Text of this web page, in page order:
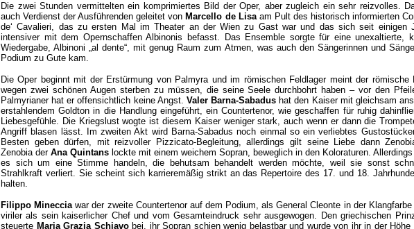
Die zwei Stunden vermittelten ein komprimiertes Bild der Oper, aber zugleich ein sehr reizvolles.
auch Verdienst der Ausführenden geleitet von Marcello de Lisaam Pult des historisch informierten
de‘ Cavalieri, das zu ersten Mal im Theater an der Wien zu Gast war und das sich seit einigen
intensiver mit dem Opernschaffen Albinonis befasst. Das Ensemble sorgte für eine unexaltierte,
Wiedergabe, Albinoni „al dente“, mit genug Raum zum Atmen, was auch den Sängerinnen und
Podium zu Gute kam.
Die Oper beginnt mit der Erstürmung von Palmyra und im römischen Feldlager meint der römische
wegen zwei schönen Augen sterben zu müssen, die seine Seele durchbohrt haben – vor den
Palmyrianer hat er offensichtlich keine Angst. Valer Barna-Sabadus hat den Kaiser mit gleichsam
erstahlendem Goldton in die Handlung eingeführt, ein Countertenor, wie geschaffen für ruhig
Liebesgefühle. Die Kriegslust wogte ist diesem Kaiser weniger stark, auch wenn er dann die
Angriff blasen lässt. Im zweiten Akt wird Barna-Sabadus noch einmal so ein verliebtes
Besten geben dürfen, mit reizvoller Pizzicato-Begleitung, allerdings gilt seine Liebe dann
Zenobia der Ana Quintans lockte mit einem weichem Sopran, beweglich in den Koloraturen.
es sich um eine Stimme handeln, die behutsam behandelt werden möchte, weil sie sonst
Strahlkraft verliert. Sie scheint sich karrieremäßig strikt an das Repertoire des 17. und 18.
halten.
Filippo Minecciawar der zweite Countertenor auf dem Podium, als General Cleonte in der Klangfarbe
viriler als sein kaiserlicher Chef und vom Gesamteindruck sehr ausgewogen. Den griechischen
steuerte Maria Grazia Schiavo bei, ihr Sopran schien wenig belastbar und wurde von ihr in der Höhe